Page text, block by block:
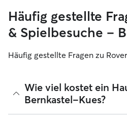
Häufig gestellte
& Spielbesuche –
Häufig gestellte Fragen zu Rover
Wie viel kostet ein
Bernkastel-Kues?